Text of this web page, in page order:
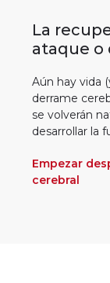
La
ataque o
Aún hay vida
derrame
se volverán
desarrollar la
Empezar
cerebral